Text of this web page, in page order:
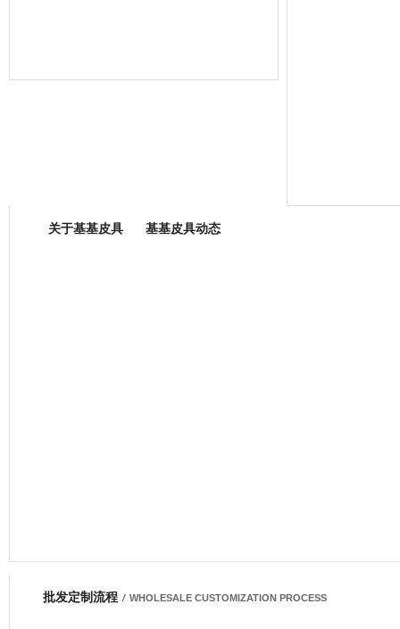
网商会会员
关于基基皮具 基基皮具动态
批发定制流程 / WHOLESALE CUSTOMIZATION PROCESS